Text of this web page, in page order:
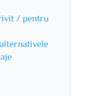
/ pentru